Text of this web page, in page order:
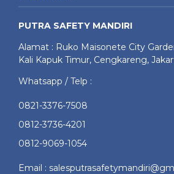
PUTRA SAFETY MANDIRI
Alamat : Ruko Maisonete City
Kali Kapuk Timur, Cengkareng,
Whatsapp / Telp :
0821-3376-7508
0812-3736-4201
0812-9069-1054
Email :